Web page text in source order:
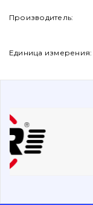
Контакты
Вакансии
Фильтры и
Ходовая часть
Производитель:
Единица измерения: